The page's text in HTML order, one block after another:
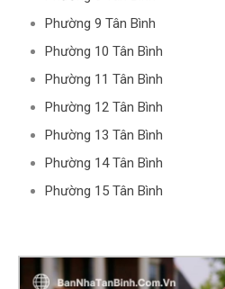
Phường 9 Tân Bình
Phường 10 Tân Bình
Phường 11 Tân Bình
Phường 12 Tân Bình
Phường 13 Tân Bình
Phường 14 Tân Bình
Phường 15 Tân Bình